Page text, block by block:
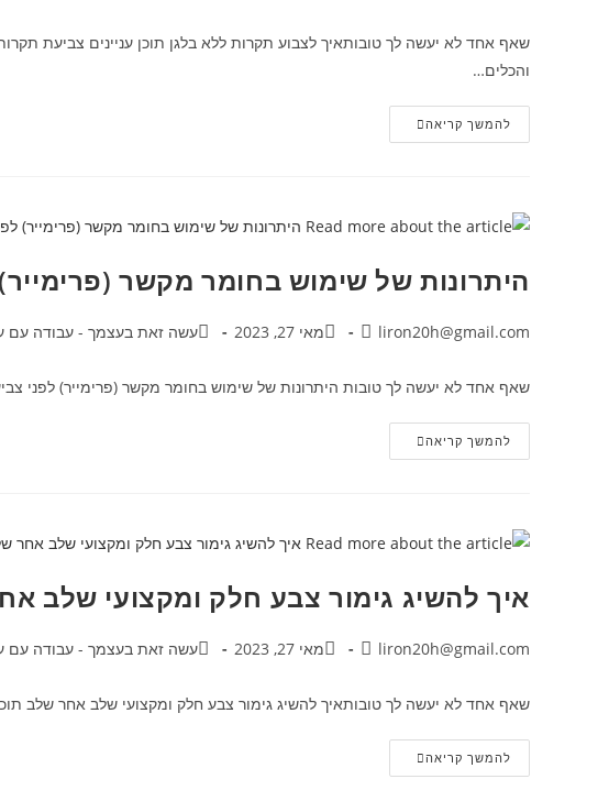
שאף אחד לא יעשה לך טובותאיך לצבוע תקרות ללא בלגן תוכן עניינים צביעת
והכלים…
להמשך קריאה
היתרונות של שימוש בחומר מקשר
liron20h@gmail.com מאי 27, 2023 עשה זאת בעצמך - עבודה עם
שאף אחד לא יעשה לך טובות היתרונות של שימוש בחומר מקשר (פרימייר) לפני
להמשך קריאה
איך להשיג גימור צבע חלק ומקצועי שלב
liron20h@gmail.com מאי 27, 2023 עשה זאת בעצמך - עבודה עם
שאף אחד לא יעשה לך טובותאיך להשיג גימור צבע חלק ומקצועי שלב אחר שלב
להמשך קריאה